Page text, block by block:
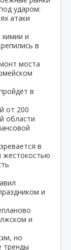
ударом:
атаки
и
в
моста
в
от 200
области
в
жестокостью
и
и
но
тренды